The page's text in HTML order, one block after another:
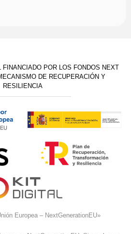
FINANCIADO POR LOS FONDOS NEXT
DE RECUPERACIÓN Y
RESILIENCIA
Europea – NextGenerationEU»